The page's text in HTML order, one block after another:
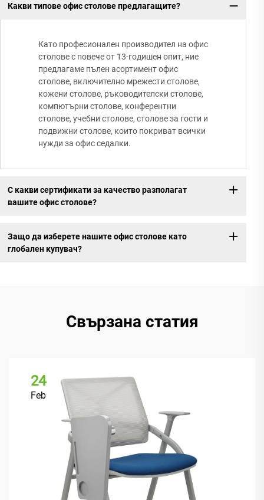
Какви типове офис столове предлагащите?
Като професионален производител на офис
столове с повече от 13-годишен опит, ние
предлагаме пълен асортимент офис
столове, включително мрежести столове,
кожени столове, ръководителски столове,
компютърни столове, конферентни
столове, учебни столове, столове за гости и
подвижни столове, които покриват всички
нужди за офис седалки.
С какви сертификати за качество разполагат
вашите офис столове?
Защо да изберете нашите офис столове като
глобален купувач?
Свързана статия
24
Feb